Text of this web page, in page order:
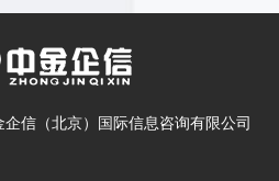
信（北京）国际信息咨询有限公司